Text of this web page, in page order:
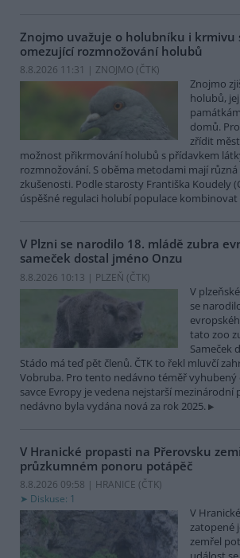
Znojmo uvažuje o holubníku i krmivu
omezující rozmnožování holubů
8.8.2026 11:31 | ZNOJMO (ČTK)
Znojmo
holubů,
domů.
zřídit
možnost přikrmování holubů s přídavkem
rozmnožování. S oběma metodami mají
zkušenosti. Podle starosty Františka Koudely
úspěšné regulaci holubí populace
V Plzni se narodilo 18. mládě zubra
sameček dostal jméno Onzu
8.8.2026 10:13 | PLZEŇ (ČTK)
V
se
tato zoo
Sameček
Stádo má teď pět členů. ČTK to řekl mluvčí
Vobruba. Pro tento nedávno téměř
savce Evropy je vedena nejstarší mezinárodní
nedávno byla vydána nová za rok 2025.
V Hranické propasti na Přerovsku
průzkumném ponoru potápěč
8.8.2026 09:58 | HRANICE (ČTK)
Diskuse: 1
V
zatopené
zemřel